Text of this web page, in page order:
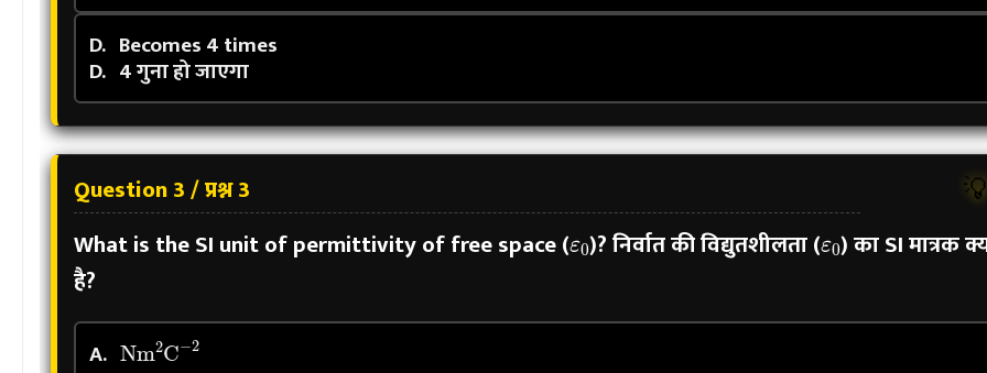
D. Becomes 4 times
D. 4 गुना हो जाएगा
Question 3 / प्रश्न 3
What is the SI unit of permittivity of free space (ε0)?निर्वात की विद्युतशीलता (ε0) का SI मात्रक
है?
A. Nm2C−2